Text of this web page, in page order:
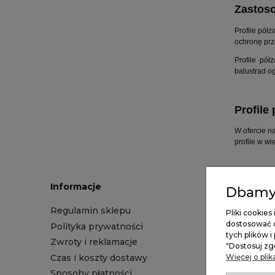
Profile
ochronę
Profile
balustrad
Profile
W ofercie
profile w
Informacje
Regulamin sklepu
Polityka prywatności
Zwroty i reklamacje
Czas i koszty dostawy
Pliki cookies
dostosować
tych plików i
"Dostosuj
Więcej o